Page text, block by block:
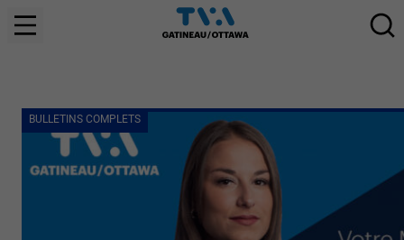
BULLETINS COMPLETS